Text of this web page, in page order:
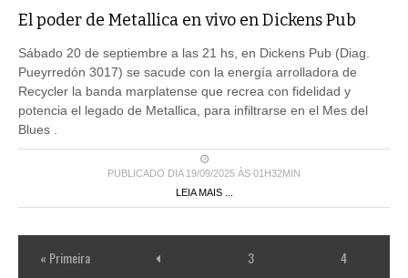
El poder de Metallica en vivo en Dickens Pub
Sábado 20 de septiembre a las 21 hs, en Dickens Pub (Diag.
Pueyrredón 3017) se sacude con la energía arrolladora de
Recycler la banda marplatense que recrea con fidelidad y
potencia el legado de Metallica, para infiltrarse en el Mes del
Blues .
PUBLICADO DIA 19/09/2025 ÀS 01H32MIN
LEIA MAIS ...
« Primeira 3 4